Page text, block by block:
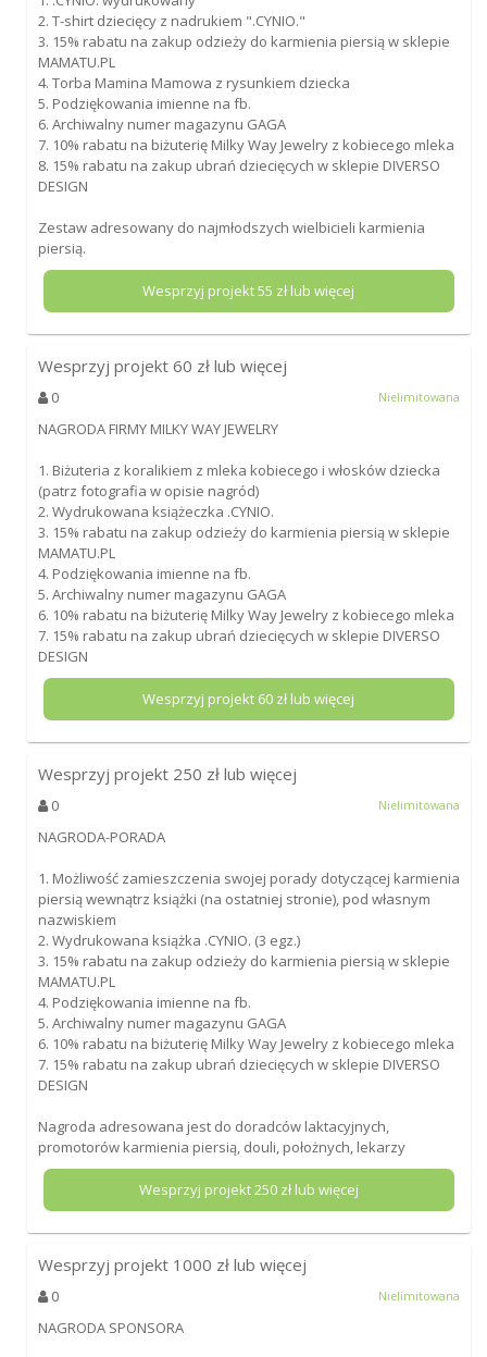
2. T-shirt dziecięcy z nadrukiem ".CYNIO."
3. 15% rabatu na zakup odzieży do karmienia piersią w sklepie
MAMATU.PL
4. Torba Mamina Mamowa z rysunkiem dziecka
5. Podziękowania imienne na fb.
6. Archiwalny numer magazynu GAGA
7. 10% rabatu na biżuterię Milky Way Jewelry z kobiecego mleka
8. 15% rabatu na zakup ubrań dziecięcych w sklepie DIVERSO
DESIGN
Zestaw adresowany do najmłodszych wielbicieli karmienia
piersią.
Wesprzyj projekt55 zł lub więcej
Wesprzyj projekt 60 zł lub więcej
0 Nielimitowana
NAGRODA FIRMY MILKY WAY JEWELRY
1. Biżuteria z koralikiem z mleka kobiecego i włosków dziecka
(patrz fotografia w opisie nagród)
2. Wydrukowana książeczka .CYNIO.
3. 15% rabatu na zakup odzieży do karmienia piersią w sklepie
MAMATU.PL
4. Podziękowania imienne na fb.
5. Archiwalny numer magazynu GAGA
6. 10% rabatu na biżuterię Milky Way Jewelry z kobiecego mleka
7. 15% rabatu na zakup ubrań dziecięcych w sklepie DIVERSO
DESIGN
Wesprzyj projekt 60 zł lub więcej
Wesprzyj projekt 250 zł lub więcej
0 Nielimitowana
NAGRODA-PORADA
1. Możliwość zamieszczenia swojej porady dotyczącej karmienia
piersią wewnątrz książki (na ostatniej stronie), pod własnym
nazwiskiem
2. Wydrukowana książka .CYNIO. (3 egz.)
3. 15% rabatu na zakup odzieży do karmienia piersią w sklepie
MAMATU.PL
4. Podziękowania imienne na fb.
5. Archiwalny numer magazynu GAGA
6. 10% rabatu na biżuterię Milky Way Jewelry z kobiecego mleka
7. 15% rabatu na zakup ubrań dziecięcych w sklepie DIVERSO
DESIGN
Nagroda adresowana jest do doradców laktacyjnych,
promotorów karmienia piersią, douli, położnych, lekarzy
Wesprzyj projekt250zł lub więcej
Wesprzyj projekt 1000 zł lub więcej
0 Nielimitowana
NAGRODA SPONSORA